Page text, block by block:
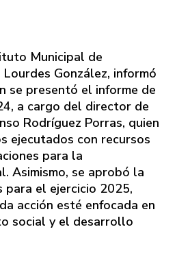
Municipal de
González, informó
se presentó el informe de
a cargo del director de
Rodríguez Porras, quien
ejecutados con recursos
para la
Asimismo, se aprobó la
para el ejercicio 2025,
acción esté enfocada en
social y el desarrollo